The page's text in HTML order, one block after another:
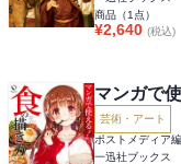
商品（1 点）
¥2,640 (税込)
マンガで
芸術・アート
ポストメディア
一迅社ブックス